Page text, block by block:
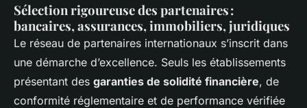
Sélection rigoureuse des partenaires :
bancaires, assurances, immobiliers, juridiques
Le réseau de partenaires internationaux s’inscrit dans
une démarche d’excellence. Seuls les établissements
présentant des garanties de solidité financière, de
conformité réglementaire et de performance vérifiée